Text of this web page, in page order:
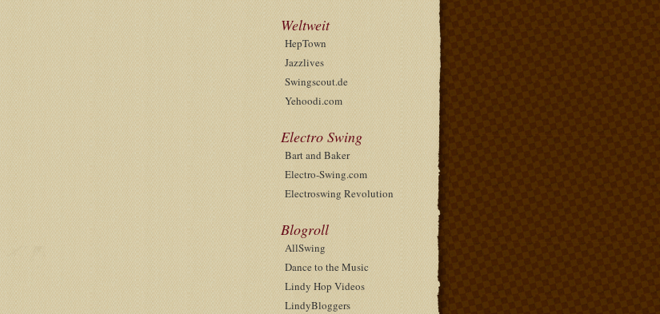
Weltweit
HepTown
Jazzlives
Swingscout.de
Yehoodi.com
Electro Swing
Bart and Baker
Electro-Swing.com
Electroswing Revolution
Blogroll
AllSwing
Dance to the Music
Lindy Hop Videos
LindyBloggers